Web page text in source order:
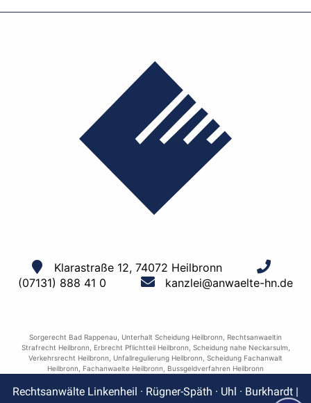
Klarastraße 12, 74072 Heilbronn
(07131) 888 41 0
kanzlei@anwaelte-hn.de
Sorgerecht Bad Rappenau Unterhalt Scheidung Heilbronn
Rechtsanwaeltin
Strafrecht Heilbronn
Erbrecht Pflichtteil Heilbronn Scheidung nahe Neckarsulm
Verkehrsrecht Heilbronn
Unfallregulierung Heilbronn Scheidung Fachanwalt
Heilbronn
Fachanwaelte Heilbronn Bussgeldverfahren Heilbronn
Rechtsanwälte Linkenheil · Rügner-Späth · Uhl · Burkhardt |